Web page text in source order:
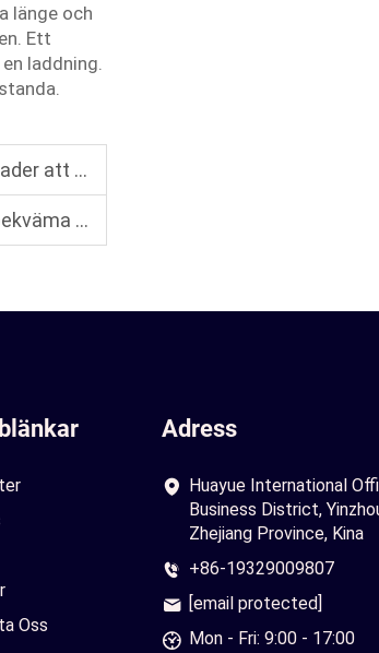
länge och
Ett
laddning.
rätt modell
att driva
Oss
Adress
Huayue International
Business District,
Zhejiang Province, Kina
+86-19329009807
[email protected]
Mon - Fri: 9:00 - 17:00